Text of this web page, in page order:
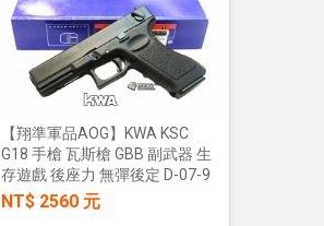
【翔準軍品AOG】KWA KSC
G18 手槍 瓦斯槍 GBB 副武器 生
存遊戲 後座力 無彈後定 D-07-9
NT$ 2560 元